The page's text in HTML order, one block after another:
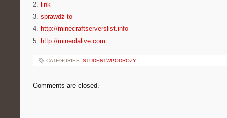
2. link
3. sprawdź to
4. http://minecraftserverslist.info
5. http://mineolalive.com
CATEGORIES: STUDENTWPODROZY
Comments are closed.